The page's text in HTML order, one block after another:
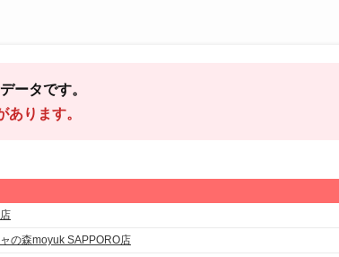
ータです。
ります。
の森moyuk SAPPORO店